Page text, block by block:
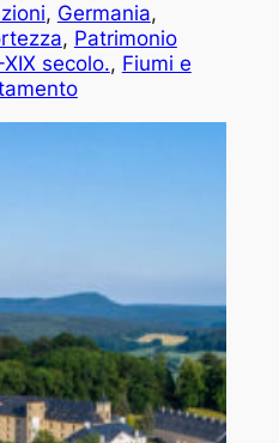
, Germania
, Patrimonio
secolo., Fiumi e